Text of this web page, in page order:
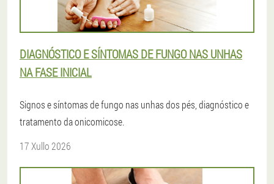
DIAGNÓSTICO E SÍNTOMAS DE FUNGO NAS UNHAS
NA FASE INICIAL
Signos e síntomas de fungo nas unhas dos pés, diagnóstico e
tratamento da onicomicose.
17 Xullo 2026